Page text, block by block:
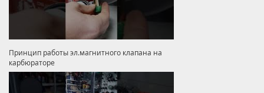
Принцип работы эл.магнитного клапана на
карбюраторе